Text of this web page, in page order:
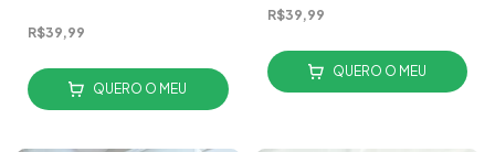
R$39,99
QUERO O MEU
R$39,99
QUERO O MEU